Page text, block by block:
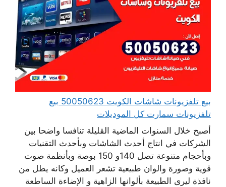
بيع تلفزيونات شاشات الكويت 50050623 بيع
تلفزيونات سمارت كل الموديلات
أصبح خلال السنوات الماضية القليلة تنافسا واضحا بين
الشركات في انتاج أحدث الشاشات وبأحدث التقنيات
وبأحجام متنوعة تصل 140و 150 بوصة وبأنظمة صوت
قوية وصورة والوان طبيعية تشعر العميل وكانه يطل من
نافذة ليرى الطبيعة بألوانها الزاهية و الإضاءة الساطعة